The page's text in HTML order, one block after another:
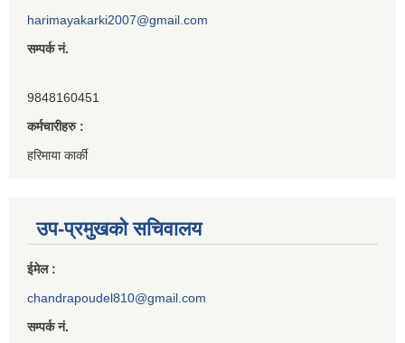
harimayakarki2007@gmail.com
सम्पर्क नं.
9848160451
कर्मचारीहरु :
हरिमाया कार्की
उप-प्रमुखको सचिवालय
ईमेल :
chandrapoudel810@gmail.com
सम्पर्क नं.